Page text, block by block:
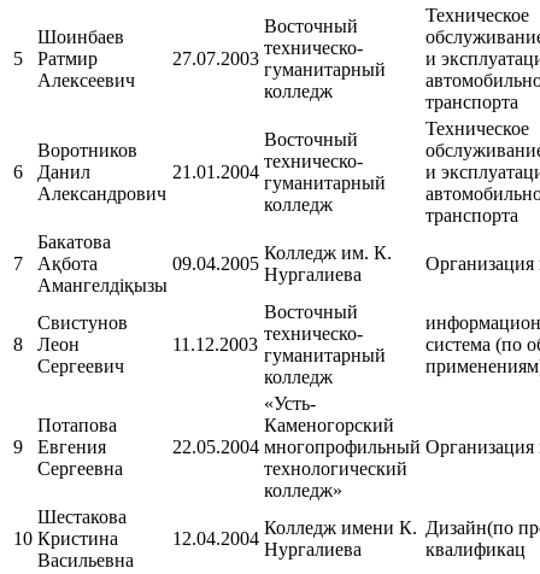
5
Шоинбаев
Ратмир
Алексеевич
27.07.2003
Восточный
техническо-
гуманитарный
колледж
Техническое
и
транспорта
6
Воротников
Данил
Александрович
21.01.2004
Восточный
техническо-
гуманитарный
колледж
Техническое
и
транспорта
7
Бакатова
Ақбота
Амангелдіқызы
09.04.2005
Колледж им. К.
Нургалиева
Организация
8
Свистунов
Леон
Сергеевич
11.12.2003
Восточный
техническо-
гуманитарный
колледж
система (по
9
Потапова
Евгения
Сергеевна
22.05.2004
«Усть-
Каменогорский
многопрофильный
технологический
колледж»
Организация
10
Шестакова
Кристина
Васильевна
12.04.2004
Колледж имени К.
Нургалиева
Дизайн(по
квалификац